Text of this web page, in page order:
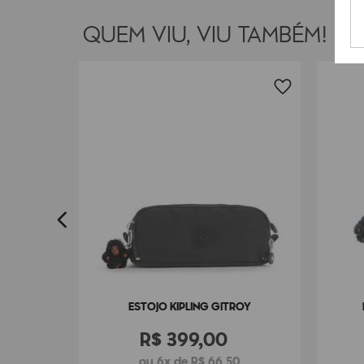
QUEM VIU, VIU TAMBÉM!
ESTOJO KIPLING GITROY
R$399,00